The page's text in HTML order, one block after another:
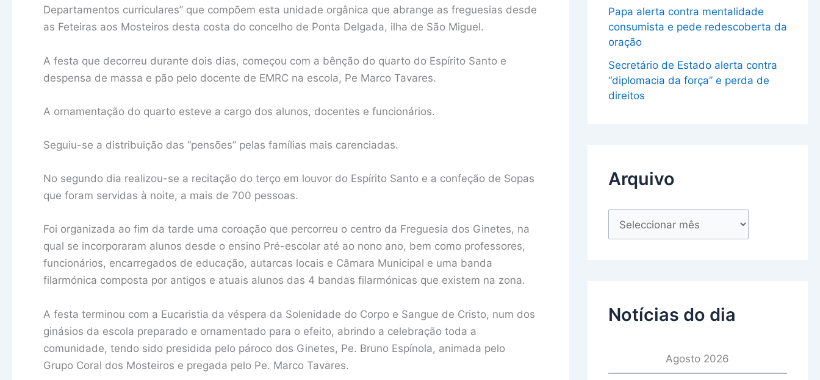
Departamentos curriculares” que compõem esta unidade orgânica que abrange as freguesias desde
as Feteiras aos Mosteiros desta costa do concelho de Ponta Delgada, ilha de São Miguel.
A festa que decorreu durante dois dias, começou com a bênção do quarto do Espírito Santo e
despensa de massa e pão pelo docente de EMRC na escola, Pe Marco Tavares.
A ornamentação do quarto esteve a cargo dos alunos, docentes e funcionários.
Seguiu-se a distribuição das “pensões” pelas famílias mais carenciadas.
No segundo dia realizou-se a recitação do terço em louvor do Espírito Santo e a confeção de Sopas
que foram servidas à noite, a mais de 700 pessoas.
Foi organizada ao fim da tarde uma coroação que percorreu o centro da Freguesia dos Ginetes, na
qual se incorporaram alunos desde o ensino Pré-escolar até ao nono ano, bem como professores,
funcionários, encarregados de educação, autarcas locais e Câmara Municipal e uma banda
filarmónica composta por antigos e atuais alunos das 4 bandas filarmónicas que existem na zona.
A festa terminou com a Eucaristia da véspera da Solenidade do Corpo e Sangue de Cristo, num dos
ginásios da escola preparado e ornamentado para o efeito, abrindo a celebração toda a
comunidade, tendo sido presidida pelo pároco dos Ginetes, Pe. Bruno Espínola, animada pelo
Grupo Coral dos Mosteiros e pregada pelo Pe. Marco Tavares.
Papa alerta contra mentalidade
consumista e pede redescoberta da
oração
Secretário de Estado alerta contra
“diplomacia da força” e perda de
direitos
Arquivo
Notícias do dia
Agosto 2026